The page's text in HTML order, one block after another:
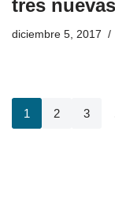
tres
diciembre 5, 2017
1 2 3